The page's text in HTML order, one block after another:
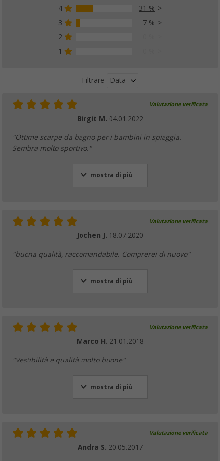
4
31 %
3
7 %
2
1
Filtrare Data
Valutazione verificata
Birgit M. 04.01.2022
"Ottime scarpe da bagno per i bambini in spiaggia.
Sembra molto sportivo."
mostra di più
Valutazione verificata
Jochen J. 18.07.2020
"buona qualità, raccomandabile. Comprerei di nuovo"
mostra di più
Valutazione verificata
Marco H. 21.01.2018
"Vestibilità e qualità molto buone"
mostra di più
Valutazione verificata
Andra S. 20.05.2017